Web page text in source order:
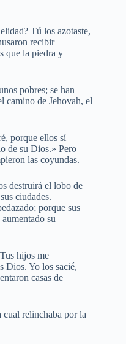
Tú los azotaste,
recibir
que la piedra y
pobres; se han
camino de Jehovah, el
porque ellos sí
de su Dios.» Pero
las coyundas.
destruirá el lobo de
ciudades.
porque sus
su
hijos me
Dios. Yo los sacié,
casas de
cual relinchaba por la